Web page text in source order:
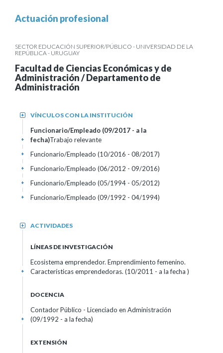
Actuación profesional
SECTOR EDUCACIÓN SUPERIOR/PÚBLICO - UNIVERSIDAD DE LA
REPÚBLICA - URUGUAY
Facultad de Ciencias Económicas y de
Administración / Departamento de
Administración
VÍNCULOS CON LA INSTITUCIÓN
+
Funcionario/Empleado (09/2017 - a la
fecha)Trabajo relevante
+
Funcionario/Empleado (10/2016 - 08/2017)
+
Funcionario/Empleado (06/2012 - 09/2016)
+
Funcionario/Empleado (05/1994 - 05/2012)
+
Funcionario/Empleado (09/1992 - 04/1994)
+
ACTIVIDADES
+
LÍNEAS DE INVESTIGACIÓN
Ecosistema emprendedor. Emprendimiento femenino.
Características emprendedoras. (10/2011 - a la fecha )
+
DOCENCIA
Contador Público - Licenciado en Administración
(09/1992 - a la fecha)
+
EXTENSIÓN